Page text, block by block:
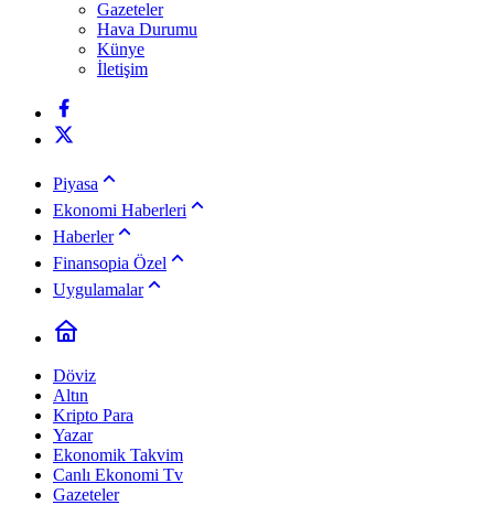
Gazeteler
Hava Durumu
Künye
İletişim
Piyasa
Ekonomi Haberleri
Haberler
Finansopia Özel
Uygulamalar
Döviz
Altın
Kripto Para
Yazar
Ekonomik Takvim
Canlı Ekonomi Tv
Gazeteler